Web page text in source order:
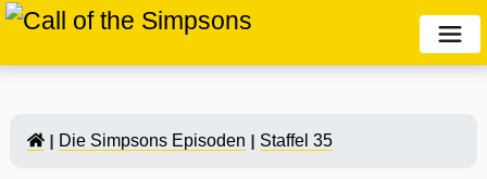
Die Simpsons Episoden Staffel 35